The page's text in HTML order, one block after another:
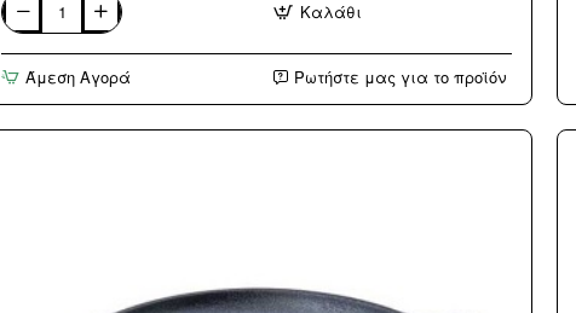
Bormann
BBQ1008
Ρυθμιστής
Γκαζιού
&
Καλάθι
Άμεση Αγορά Ρωτήστε μας για το προϊόν